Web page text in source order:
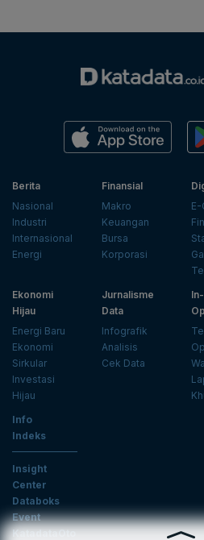
Berita
Nasional
Industri
Internasional
Energi
Finansial
Makro
Keuangan
Bursa
Korporasi
Ekonomi
Hijau
Energi Baru
Ekonomi
Sirkular
Investasi
Hijau
Jurnalisme
Data
Infografik
Analisis
Cek Data
Info
Indeks
Insight
Center
Databoks
Event
KatadataOto